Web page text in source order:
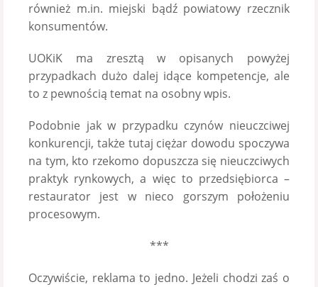
również m.in. miejski bądź powiatowy rzecznik
konsumentów.
UOKiK ma zresztą w opisanych powyżej
przypadkach dużo dalej idące kompetencje, ale
to z pewnością temat na osobny wpis.
Podobnie jak w przypadku czynów nieuczciwej
konkurencji, także tutaj ciężar dowodu spoczywa
na tym, kto rzekomo dopuszcza się nieuczciwych
praktyk rynkowych, a więc to przedsiębiorca –
restaurator jest w nieco gorszym położeniu
procesowym.
***
Oczywiście, reklama to jedno. Jeżeli chodzi zaś o